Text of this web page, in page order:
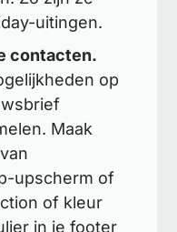
uitingen.
contacten.
op
Maak
upscherm of
of kleur
in je footer